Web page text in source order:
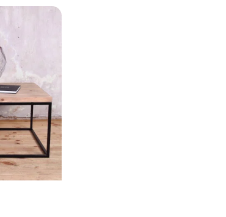
hechos de tablones de madera de pino
en estilo industrial y muy cerca del minimalismo. Sin
en tamaños personalizados y una variedad de
de la madera. Por su naturaleza, los tablones de
carácter rústico único; las divisiones pueden estar
de alrededor de 1 a 2 semanas y comienzan desde el
el artículo con un paño suave y seco después de